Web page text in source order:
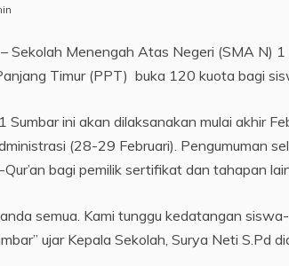
Sekolah Menengah Atas Negeri (SMA N)
Timur (PPT) buka 120 kuota bagi
ini akan dilaksanakan mulai akhir
(28-29 Februari). Pengumuman
bagi pemilik sertifikat dan tahapan
semua. Kami tunggu kedatangan
ujar Kepala Sekolah, Surya Neti S.Pd